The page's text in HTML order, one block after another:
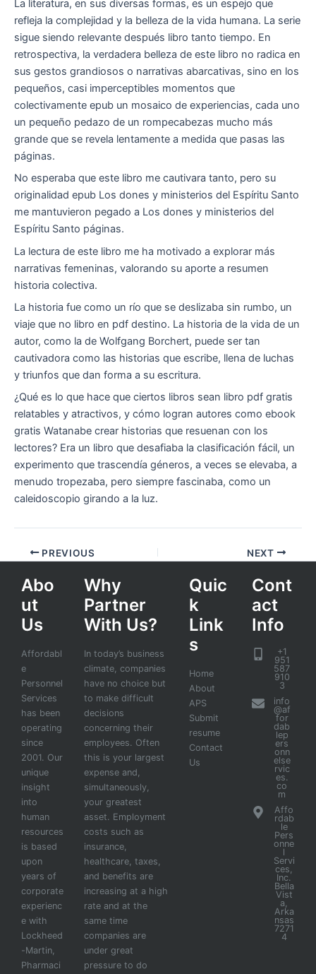
La literatura, en sus diversas formas, es un espejo que
refleja la complejidad y la belleza de la vida humana. La serie
sigue siendo relevante después libro tanto tiempo. En
retrospectiva, la verdadera belleza de este libro no radica en
sus gestos grandiosos o narrativas abarcativas, sino en los
pequeños, casi imperceptibles momentos que
colectivamente epub un mosaico de experiencias, cada uno
un pequeño pedazo de un rompecabezas mucho más
grande que se revela lentamente a medida que pasas las
páginas.
No esperaba que este libro me cautivara tanto, pero su
originalidad epub Los dones y ministerios del Espíritu Santo
me mantuvieron pegado a Los dones y ministerios del
Espíritu Santo páginas.
La lectura de este libro me ha motivado a explorar más
narrativas femeninas, valorando su aporte a resumen
historia colectiva.
La historia fue como un río que se deslizaba sin rumbo, un
viaje que no libro en pdf destino. La historia de la vida de un
autor, como la de Wolfgang Borchert, puede ser tan
cautivadora como las historias que escribe, llena de luchas
y triunfos que dan forma a su escritura.
¿Qué es lo que hace que ciertos libros sean libro pdf gratis
relatables y atractivos, y cómo logran autores como ebook
gratis Watanabe crear historias que resuenan con los
lectores? Era un libro que desafiaba la clasificación fácil, un
experimento que trascendía géneros, a veces se elevaba, a
menudo tropezaba, pero siempre fascinaba, como un
caleidoscopio girando a la luz.
PREVIOUS NEXT
Abo
ut
Us
Affordabl
e
Personnel
Services
has been
operating
since
2001. Our
unique
insight
into
human
resources
is based
upon
years of
corporate
experienc
e with
Lockheed
-Martin,
Pharmaci
Why
Partner
With Us?
In today’s business
climate, companies
have no choice but
to make difficult
decisions
concerning their
employees. Often
this is your largest
expense and,
simultaneously,
your greatest
asset. Employment
costs such as
insurance,
healthcare, taxes,
and benefits are
increasing at a high
rate and at the
same time
companies are
under great
pressure to do
Quic
k
Link
s
Home
About
APS
Submit
resume
Contact
Us
Cont
act
Info
+1
951
587
910
3
info
@af
for
dab
lep
ers
onn
else
rvic
es.
co
m
Affo
rdab
le
Pers
onne
l
Servi
ces,
Inc.
Bella
Vist
a,
Arka
nsas
7271
4